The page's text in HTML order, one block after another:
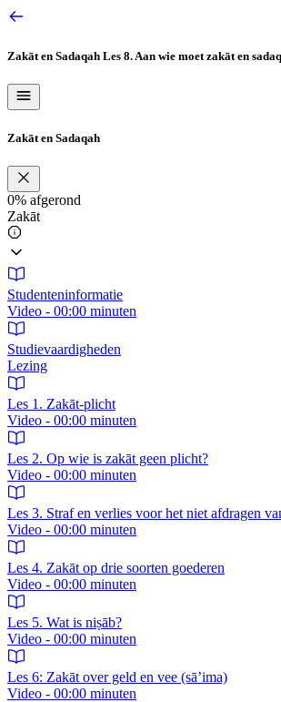
Ga
inhoud
Zakāt en Sadaqah Les 8. Aan wie moet zakāt en
Zakāt en Sadaqah
0% afgerond
Zakāt
Studenteninformatie
Video - 00:00 minuten
Studievaardigheden
Lezing
Les 1. Zakāt‑plicht
Video - 00:00 minuten
Les 2. Op wie is zakāt geen plicht?
Video - 00:00 minuten
Les 3. Straf en verlies voor het niet afdragen
Video - 00:00 minuten
Les 4. Zakāt op drie soorten goederen
Video - 00:00 minuten
Les 5. Wat is niṣāb?
Video - 00:00 minuten
Les 6: Zakāt over geld en vee (sā’ima)
Video - 00:00 minuten